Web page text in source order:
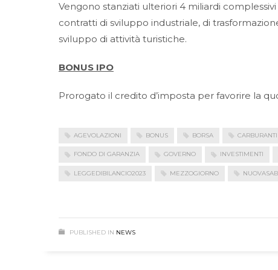
Vengono stanziati ulteriori 4 miliardi
contratti di sviluppo industriale, di
sviluppo di attività turistiche.
BONUS IPO
Prorogato il credito d’imposta per favorire la
AGEVOLAZIONI BONUS BORSA CARBURANTI
FONDO DI GARANZIA GOVERNO INVESTIMENTI
LEGGEDIBILANCIO2023 MEZZOGIORNO
PUBLISHED IN NEWS